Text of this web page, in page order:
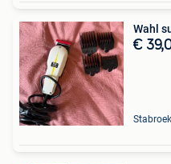
Wahl
€
Stabroek